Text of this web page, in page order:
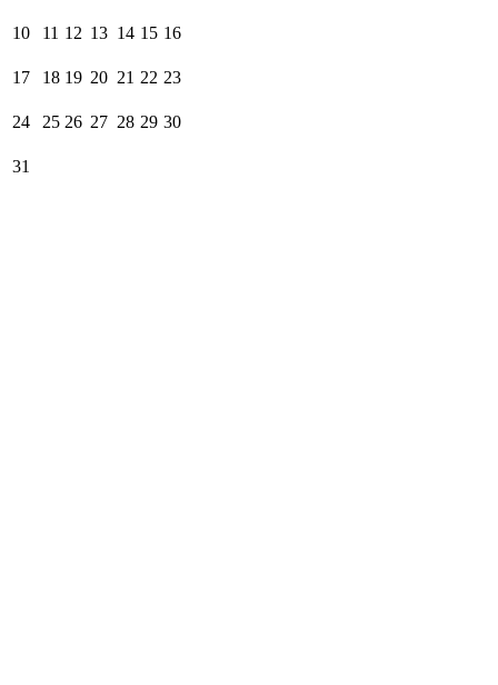
10 11 12 13 14 15 16
17 18 19 20 21 22 23
24 25 26 27 28 29 30
31